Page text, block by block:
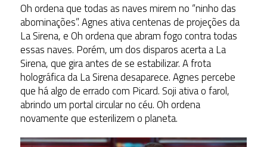
Oh ordena que todas as naves mirem no “ninho das
abominações”. Agnes ativa centenas de projeções da
La Sirena, e Oh ordena que abram fogo contra todas
essas naves. Porém, um dos disparos acerta a La
Sirena, que gira antes de se estabilizar. A frota
holográfica da La Sirena desaparece. Agnes percebe
que há algo de errado com Picard. Soji ativa o farol,
abrindo um portal circular no céu. Oh ordena
novamente que esterilizem o planeta.